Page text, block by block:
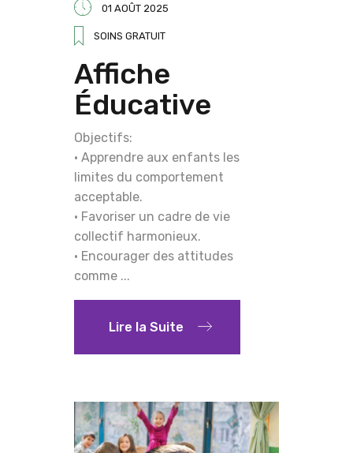
01 AOÛT 2025
SOINS GRATUIT
Affiche
Éducative
Objectifs:
• Apprendre aux enfants les
limites du comportement
acceptable.
• Favoriser un cadre de vie
collectif harmonieux.
• Encourager des attitudes
comme ...
Lire la Suite